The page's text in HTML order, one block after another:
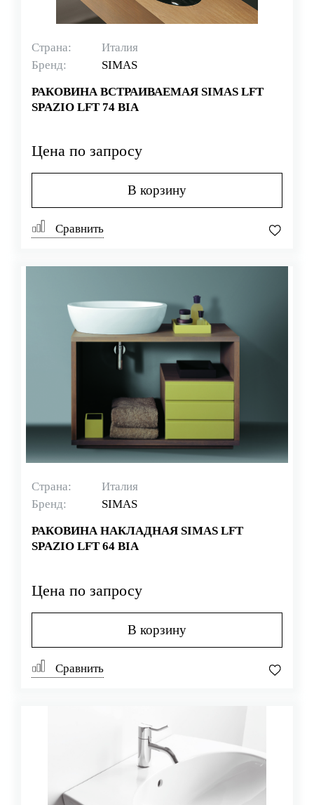
Страна:
Италия
Бренд:
SIMAS
РАКОВИНА ВСТРАИВАЕМАЯ SIMAS LFT
SPAZIO LFT 74 BIA
Цена по запросу
В корзину
Сравнить
Страна:
Италия
Бренд:
SIMAS
РАКОВИНА НАКЛАДНАЯ SIMAS LFT
SPAZIO LFT 64 BIA
Цена по запросу
В корзину
Сравнить